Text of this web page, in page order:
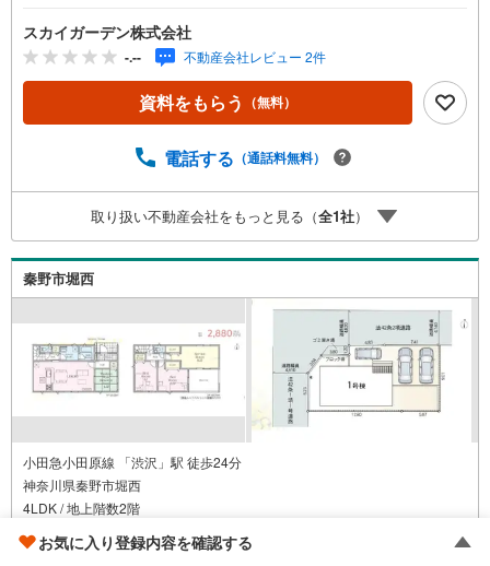
しており、開放感があります。顔が見える安心のTVインタ
ーホン付きです。綺麗で清潔感のある室内が新築戸建ての
特徴です。使い勝手が良いシステムキッチンがある物件で
す。浴室乾燥機のあるお風呂場は洗濯物を干すときにも便
利です。
スカイガーデン株式会社
-.-- 不動産会社レビュー 2件
資料をもらう （無料）
電話する （通話料無料）
取り扱い不動産会社をもっと見る（全1社）
秦野市堀西
小田急小田原線 「渋沢」駅 徒歩24分
神奈川県秦野市堀西
4LDK / 地上階数2階
土地 建物 94.77m
お気に入り登録内容を確認する